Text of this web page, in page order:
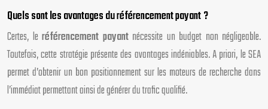
Quels sont les avantages du référencement payant ?
Certes, le référencement payantnécessite un budget non négligeable.
Toutefois, cette stratégie présente des avantages indéniables. A priori, le SEA
permet d’obtenir un bon positionnement sur les moteurs de recherche dans
l’immédiat permettant ainsi de générer du trafic qualifié.